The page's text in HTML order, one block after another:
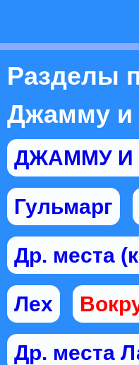
Разделы
Джамму
ДЖАММУ И
Гульмарг
Др. места
Лех
Др. места